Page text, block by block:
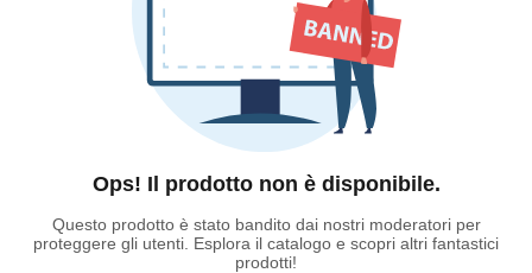
Ops! Il prodotto non è disponibile.
Questo prodotto è stato bandito dai nostri moderatori per
proteggere gli utenti. Esplora il catalogo e scopri altri fantastici
prodotti!